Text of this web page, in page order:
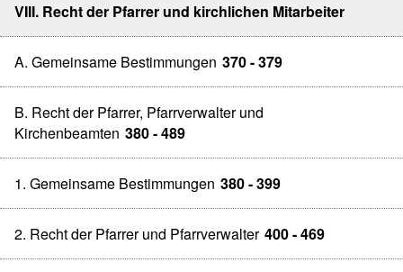
VIII. Recht der Pfarrer und kirchlichen Mitarbeiter
A. Gemeinsame Bestimmungen 370 - 379
B. Recht der Pfarrer, Pfarrverwalter und
Kirchenbeamten 380 - 489
1. Gemeinsame Bestimmungen 380 - 399
2. Recht der Pfarrer und Pfarrverwalter 400 - 469